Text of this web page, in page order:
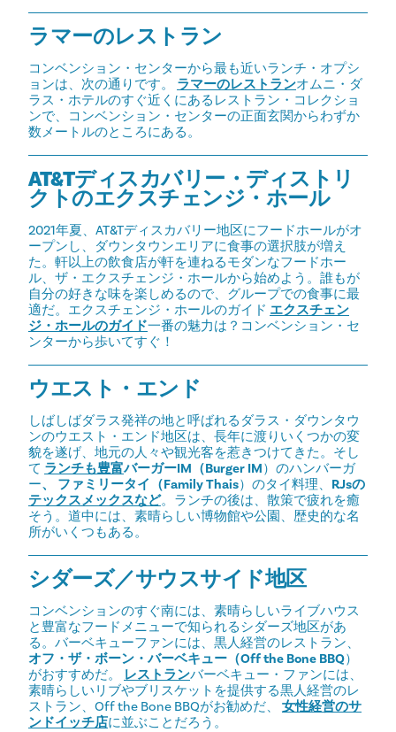
ラマーのレストラン
コンベンション・センターから最も近いランチ・オプシ
ョンは、次の通りです。 ラマーのレストランオムニ・ダ
ラス・ホテルのすぐ近くにあるレストラン・コレクショ
ンで、コンベンション・センターの正面玄関からわずか
数メートルのところにある。
AT&Tディスカバリー・ディストリ
クトのエクスチェンジ・ホール
2021年夏、AT&Tディスカバリー地区にフードホールがオ
ープンし、ダウンタウンエリアに食事の選択肢が増え
た。軒以上の飲食店が軒を連ねるモダンなフードホー
ル、ザ・エクスチェンジ・ホールから始めよう。誰もが
自分の好きな味を楽しめるので、グループでの食事に最
適だ。エクスチェンジ・ホールのガイド エクスチェン
ジ・ホールのガイド一番の魅力は？コンベンション・セ
ンターから歩いてすぐ！
ウエスト・エンド
しばしばダラス発祥の地と呼ばれるダラス・ダウンタウ
ンのウエスト・エンド地区は、長年に渡りいくつかの変
貌を遂げ、地元の人々や観光客を惹きつけてきた。そし
て ランチも豊富バーガーIM（Burger IM）のハンバーガ
ー、 ファミリータイ（Family Thais）のタイ料理、 RJsの
テックスメックスなど。ランチの後は、散策で疲れを癒
そう。道中には、素晴らしい博物館や公園、歴史的な名
所がいくつもある。
シダーズ／サウスサイド地区
コンベンションのすぐ南には、素晴らしいライブハウス
と豊富なフードメニューで知られるシダーズ地区があ
る。バーベキューファンには、黒人経営のレストラン、
オフ・ザ・ボーン・バーベキュー（Off the Bone BBQ）
がおすすめだ。
レストランバーベキュー・ファンには、
素晴らしいリブやブリスケットを提供する黒人経営のレ
ストラン、Off the Bone BBQがお勧めだ、 女性経営のサ
ンドイッチ店に並ぶことだろう。